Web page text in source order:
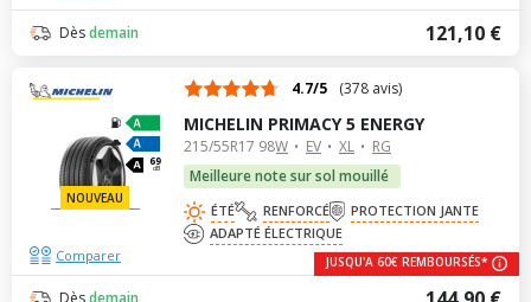
121,10 €
Dèsdemain
NOUVEAU
69
dB
4.7/5 (378 avis)
MICHELIN PRIMACY 5 ENERGY
215/55R17 98W EV XL
RG
Meilleure note sur sol mouillé
ÉTÉ RENFORCÉ
PROTECTION JANTE
ADAPTÉ ÉLECTRIQUE
Dèsdemain
Comparer JUSQU'A 60€ REMBOURSÉS*